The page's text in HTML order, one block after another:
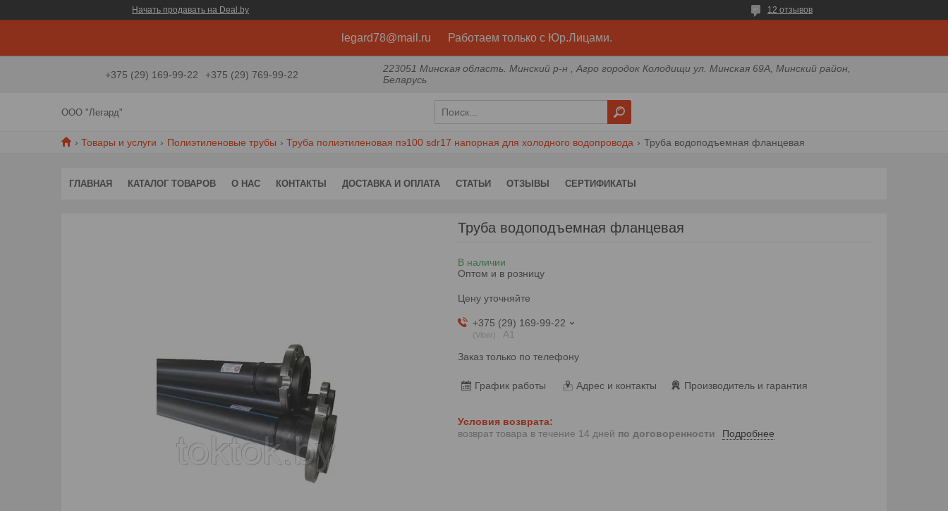
Начать продавать на Deal.by 12 отзывов
legard78@mail.ru Работаем только с Юр.Лицами.
+375 (29) 169-99-22 +375 (29) 769-99-22
223051 Минская область. Минский р-н , Агро городок Колодищи ул. Минская 69А, Минский район,
Беларусь
ООО "Легард"
Товары и услуги Полиэтиленовые трубы Труба полиэтиленовая пэ100 sdr17 напорная для холодного водопровода Труба водоподъемная фланцевая
ГЛАВНАЯ КАТАЛОГ ТОВАРОВ О НАС КОНТАКТЫ ДОСТАВКА И ОПЛАТА СТАТЬИ ОТЗЫВЫ СЕРТИФИКАТЫ
Труба водоподъемная фланцевая
В наличии
Оптом и в розницу
Цену уточняйте
+375 (29) 169-99-22
Viber
А1
Заказ только по телефону
График работы Адрес и контакты Производитель и гарантия
возврат товара в течение 14 дней по договоренности Подробнее